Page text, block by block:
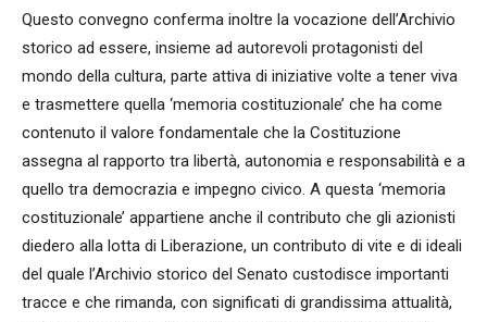
Questo convegno conferma inoltre la vocazione dell’Archivio
storico ad essere, insieme ad autorevoli protagonisti del
mondo della cultura, parte attiva di iniziative volte a tener viva
e trasmettere quella ‘memoria costituzionale’ che ha come
contenuto il valore fondamentale che la Costituzione
assegna al rapporto tra libertà, autonomia e responsabilità e a
quello tra democrazia e impegno civico. A questa ‘memoria
costituzionale’ appartiene anche il contributo che gli azionisti
diedero alla lotta di Liberazione, un contributo di vite e di ideali
del quale l’Archivio storico del Senato custodisce importanti
tracce e che rimanda, con significati di grandissima attualità,